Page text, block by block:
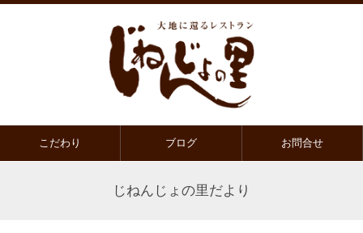
こだわり ブログ お問合せ
じねんじょの里だより